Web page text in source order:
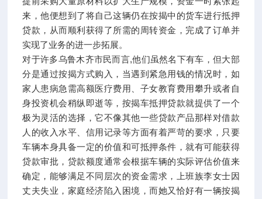
来，他便想到了将自己这辆仍在按揭中的货车进行抵押
贷款，从而顺利获得了所需的周转资金，完成了订单并
实现了业务的进一步拓展。
对于许多乌鲁木齐市民而言,他们虽然名下有车，但大部
分是通过按揭方式购入，当遇到紧急用钱的情况时，如
家人患病急需高额医疗费用、子女教育费用攀升或者自
身投资机会稍纵即逝等，按揭车抵押贷款就提供了一个
极为灵活的选择，它不像其他一些贷款产品那样对借款
人的收入水平、信用记录等方面有着严苛的要求，只要
车辆本身具备一定的价值和可抵押条件，就有可能获得
贷款审批，贷款额度通常会根据车辆的实际评估价值来
确定，能够满足不同层次的资金需求，上班族李女士因
丈夫失业，家庭经济陷入困境，而她又恰好有一辆按揭